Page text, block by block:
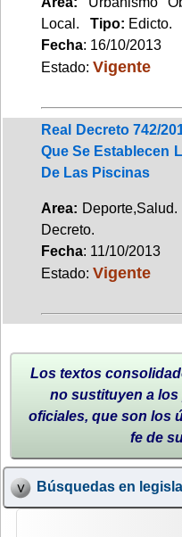
Local. Tipo: Edicto.
Fecha: 16/10/2013
Estado: Vigente
Real Decreto 742/
Que Se Establecen
De Las Piscinas
Area:
Decreto.
Fecha: 11/10/2013
Estado: Vigente
Los textos
no sustituyen a
oficiales, que son los
fe de
Búsquedas en